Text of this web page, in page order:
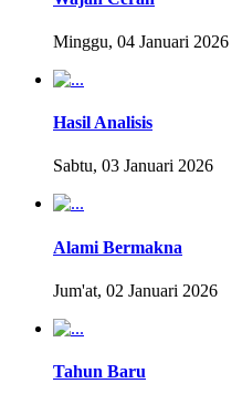
Minggu, 04 Januari 2026
Hasil Analisis
Sabtu, 03 Januari 2026
Alami Bermakna
Jum'at, 02 Januari 2026
Tahun Baru